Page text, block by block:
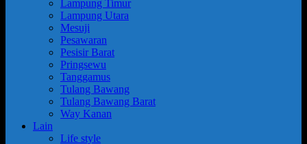
Lampung Timur
Lampung Utara
Mesuji
Pesawaran
Pesisir Barat
Pringsewu
Tanggamus
Tulang Bawang
Tulang Bawang Barat
Way Kanan
Lain
Life style